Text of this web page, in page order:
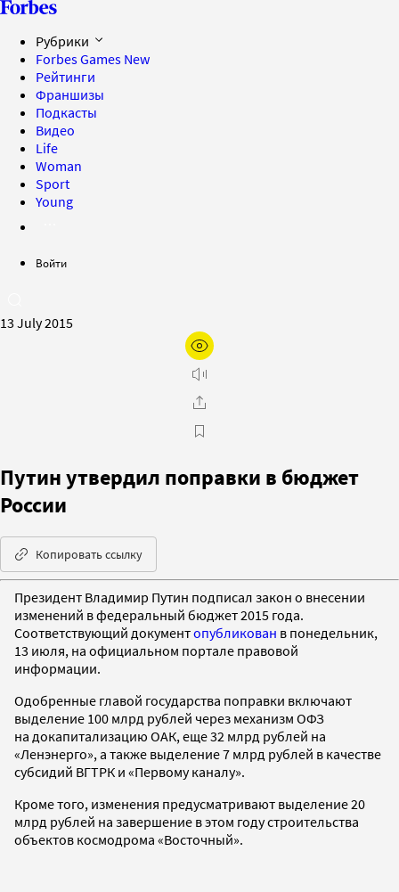
Рубрики
Forbes Games New
Рейтинги
Франшизы
Подкасты
Видео
Life
Woman
Sport
Young
Войти
13 July 2015
Путин утвердил поправки в бюджет
России
Копировать ссылку
Президент Владимир Путин подписал закон о внесении
изменений в федеральный бюджет 2015 года.
Соответствующий документопубликован в понедельник,
13 июля, на официальном портале правовой
информации.
Одобренные главой государства поправки включают
выделение 100 млрд рублей через механизм ОФЗ
на докапитализацию ОАК, еще 32 млрд рублей на
«Ленэнерго», а также выделение 7 млрд рублей в качестве
субсидий ВГТРК и «Первому каналу».
Кроме того, изменения предусматривают выделение 20
млрд рублей на завершение в этом году строительства
объектов космодрома «Восточный».